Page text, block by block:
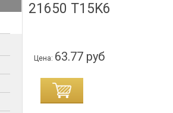
21650 T15K6
Цена: 63.77 руб